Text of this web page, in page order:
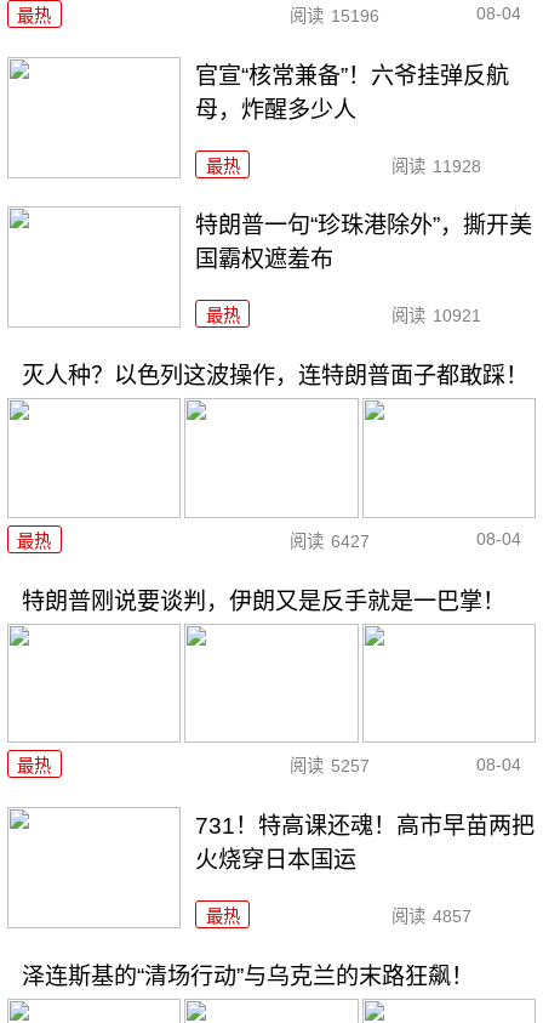
最热 阅读 15196 08-04
官宣“核常兼备”！六爷挂弹反航
母，炸醒多少人
最热 阅读 11928
特朗普一句“珍珠港除外”，撕开美
国霸权遮羞布
最热 阅读 10921
灭人种？以色列这波操作，连特朗普面子都敢踩！
最热 阅读 6427 08-04
特朗普刚说要谈判，伊朗又是反手就是一巴掌！
最热 阅读 5257 08-04
731！特高课还魂！高市早苗两把
火烧穿日本国运
最热 阅读 4857
泽连斯基的“清场行动”与乌克兰的末路狂飙！